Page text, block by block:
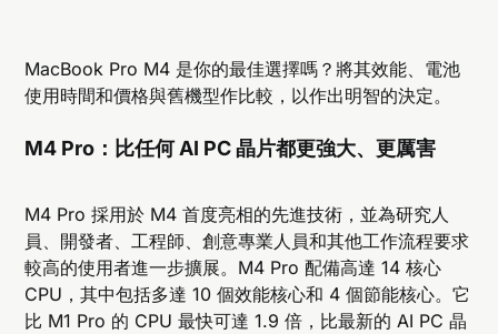
MacBook Pro M4 是你的最佳選擇嗎？將其效能、電池
使用時間和價格與舊機型作比較，以作出明智的決定。
M4 Pro：比任何 AI PC 晶片都更強大、更厲害
M4 Pro 採用於 M4 首度亮相的先進技術，並為研究人
員、開發者、工程師、創意專業人員和其他工作流程要求
較高的使用者進一步擴展。M4 Pro 配備高達 14 核心
CPU，其中包括多達 10 個效能核心和 4 個節能核心。它
比 M1 Pro 的 CPU 最快可達 1.9 倍，比最新的 AI PC 晶